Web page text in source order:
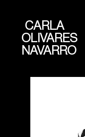
CARLA
OLIVARES
NAVARRO